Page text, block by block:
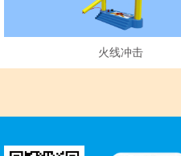
火线冲击